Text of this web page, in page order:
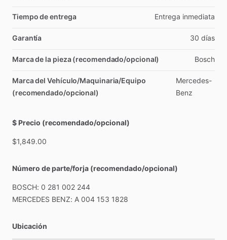
Tiempo de entrega Entrega inmediata
Garantía 30 días
Marca de la pieza (recomendado/opcional) Bosch
Marca del Vehículo/Maquinaria/Equipo
(recomendado/opcional)
Mercedes-
Benz
$ Precio (recomendado/opcional)
$1,849.00
Número de parte/forja (recomendado/opcional)
BOSCH: 0 281 002 244
MERCEDES BENZ: A 004 153 1828
Ubicación